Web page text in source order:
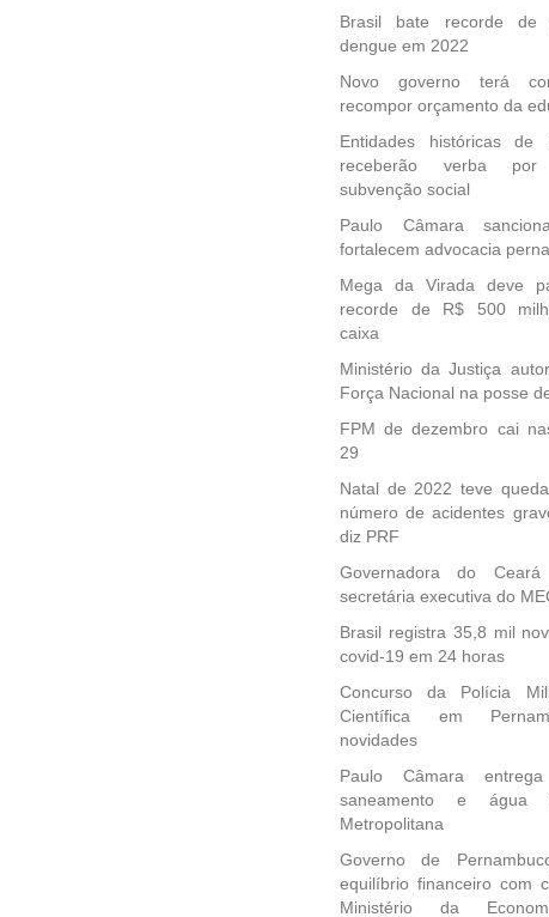
Brasil bate recorde de
dengue em 2022
Novo governo terá
recompor orçamento da
Entidades históricas de
receberão verba
subvenção social
Paulo Câmara
fortalecem advocacia
Mega da Virada deve
recorde de R$ 500
caixa
Ministério da Justiça
Força Nacional na posse
FPM de dezembro cai
29
Natal de 2022 teve
número de acidentes
diz PRF
Governadora do
secretária executiva do
Brasil registra 35,8 mil
covid-19 em 24 horas
Concurso da Polícia
Científica em
novidades
Paulo Câmara
saneamento e água
Metropolitana
Governo de
equilíbrio financeiro com
Ministério da